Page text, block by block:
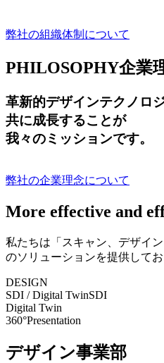
弊社の組織体制について
PHILOSOPHY企業
革新的デザインテクノロ
共に成長することが
我々のミッションです。
弊社の企業理念について
More effective and
私たちは「スキャン、デザイン
のソリューションを提供してお
DESIGN
SDI / Digital TwinSDI
Digital Twin
360°Presentation
デザイン事業部